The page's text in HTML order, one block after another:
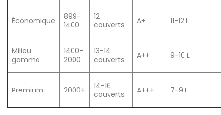
Économique
899-
1400
12
couverts
A+ 11-12 L
Milieu
gamme
1400-
2000
13-14
couverts
A++ 9-10 L
Premium 2000+
14-16
couverts
A+++ 7-9 L